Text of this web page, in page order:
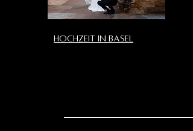
Hochzeit in Basel